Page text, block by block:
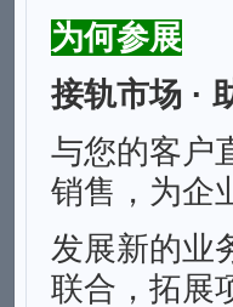
为何参展
接轨市场 ·
与您的客户
销售，为企
发展新的业
联合，拓展